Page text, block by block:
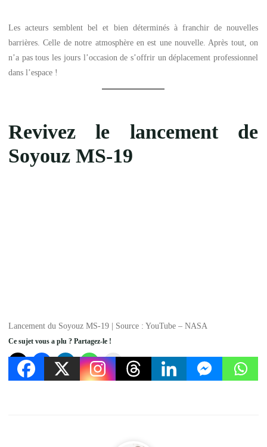
Les acteurs semblent bel et bien déterminés à franchir de nouvelles
barrières. Celle de notre atmosphère en est une nouvelle. Après tout, on
n’a pas tous les jours l’occasion de s’offrir un déplacement professionnel
dans l’espace !
Revivez le lancement de
Soyouz MS-19
Lancement du Soyouz MS-19 | Source : YouTube – NASA
Ce sujet vous a plu ? Partagez-le !